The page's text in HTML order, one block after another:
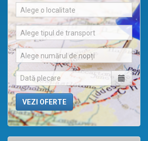
Alege o localitate
Alege tipul de transport
Alege numărul de nopți